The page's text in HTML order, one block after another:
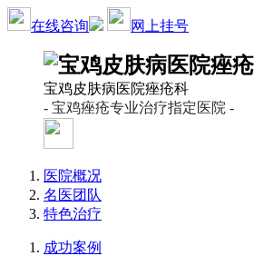
在线咨询 网上挂号
宝鸡皮肤病医院痤疮科
- 宝鸡痤疮专业治疗指定医院 -
医院概况
名医团队
特色治疗
成功案例